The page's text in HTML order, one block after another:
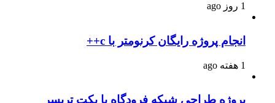
1 روز ago
انجام پروژه رایگان کرنومتر با c++
1 هفته ago
پروژه طراحی شبکه فرودگاه با پکت تریسر